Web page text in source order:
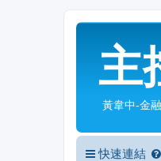
主
黃韋中-金融
快速連結